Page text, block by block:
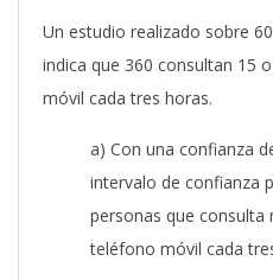
Un estudio realizado sobre
indica que 360 consultan 15
móvil cada tres horas.
a) Con una confianza
intervalo de confianza
personas que consulta
teléfono móvil cada